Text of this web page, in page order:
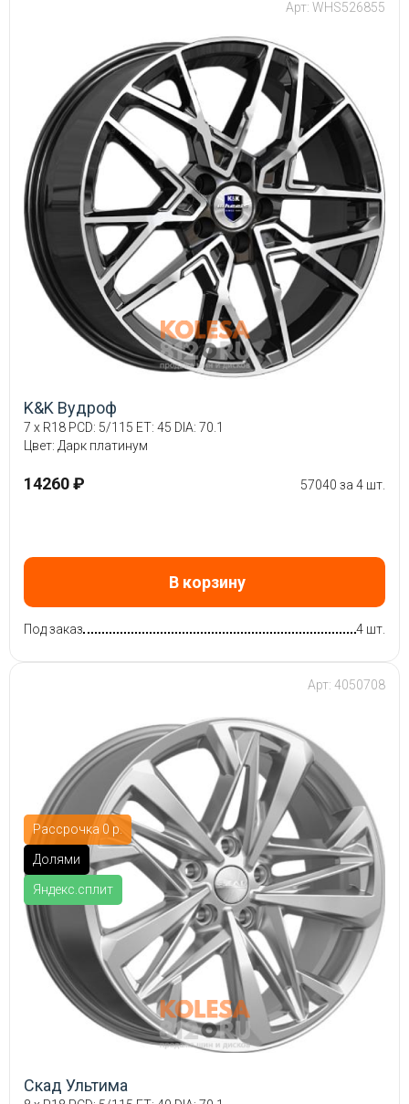
Арт: WHS526855
K&K Вудроф
7 x R18 PCD: 5/115 ET: 45 DIA: 70.1
Цвет: Дарк платинум
14260 ₽ 57040 за 4 шт.
В корзину
Под заказ 4 шт.
Рассрочка 0 р.
Долями
Яндекс.сплит
Арт: 4050708
Скад Ультима